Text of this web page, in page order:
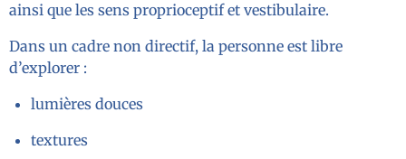
ainsi que les sens proprioceptif et vestibulaire.
Dans un cadre non directif, la personne est libre
d’explorer :
lumières douces
textures